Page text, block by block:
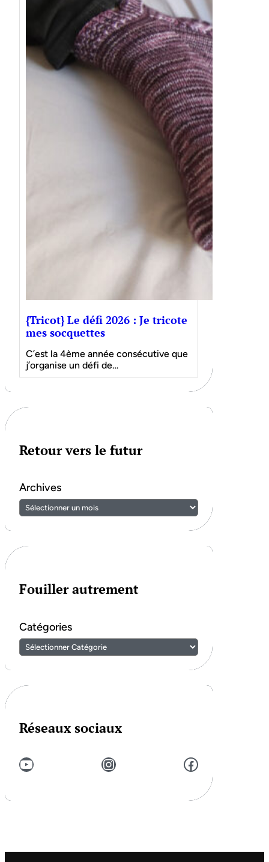
{Tricot} Le défi 2026 : Je tricote
mes socquettes
C’est la 4ème année consécutive que
j’organise un défi de…
Retour vers le futur
Archives
Fouiller autrement
Catégories
Réseaux sociaux
YouTube Instagram Facebook